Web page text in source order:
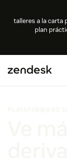
talleres a la carta
plan